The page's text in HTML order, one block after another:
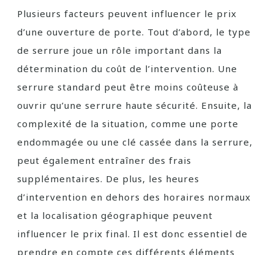
Plusieurs facteurs peuvent influencer le prix
d’une ouverture de porte. Tout d’abord, le type
de serrure joue un rôle important dans la
détermination du coût de l’intervention. Une
serrure standard peut être moins coûteuse à
ouvrir qu’une serrure haute sécurité. Ensuite, la
complexité de la situation, comme une porte
endommagée ou une clé cassée dans la serrure,
peut également entraîner des frais
supplémentaires. De plus, les heures
d’intervention en dehors des horaires normaux
et la localisation géographique peuvent
influencer le prix final. Il est donc essentiel de
prendre en compte ces différents éléments